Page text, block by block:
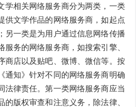
学相关网络服务商分为两类，一类
供文学作品的网络服务商，如起点
另一类是为用户通过信息网络传播
服务的网络服务商，如搜索引擎、
商店以及贴吧、微博、微信等。按
通知》针对不同的网络服务商明确
法律责任。第一类网络服务商应当
的版权审查和注意义务，除法律、